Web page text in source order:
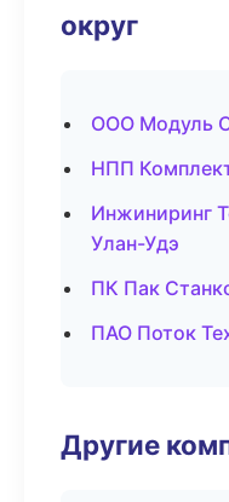
округ
ООО Модуль
НПП
Инжиниринг
Улан-Удэ
ПК Пак
ПАО Поток
Другие